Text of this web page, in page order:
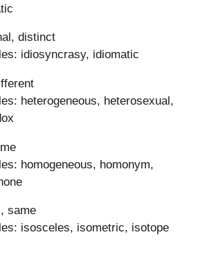
distinct
idiosyncrasy, idiomatic
heterogeneous, heterosexual,
homogeneous, homonym,
same
isosceles, isometric, isotope